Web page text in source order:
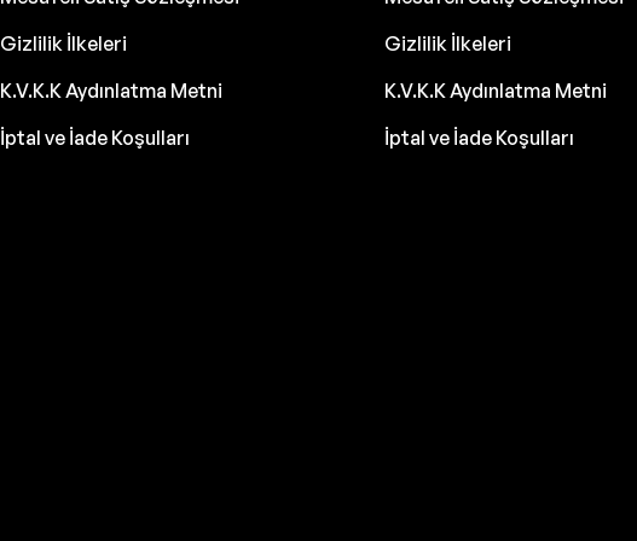
Gizlilik İlkeleri
K.V.K.K Aydınlatma Metni
İptal ve İade Koşulları
Gizlilik İlkeleri
K.V.K.K Aydınlatma Metni
İptal ve İade Koşulları